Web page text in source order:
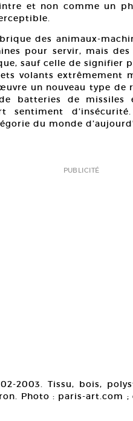
et non comme un
des animaux-
pour servir, mais
sauf celle de signifier
volants extrêmement
un nouveau type de
batteries de missiles
sentiment
du monde
PUBLICITÉ
2003. Tissu, bois,
Photo : paris-art.com